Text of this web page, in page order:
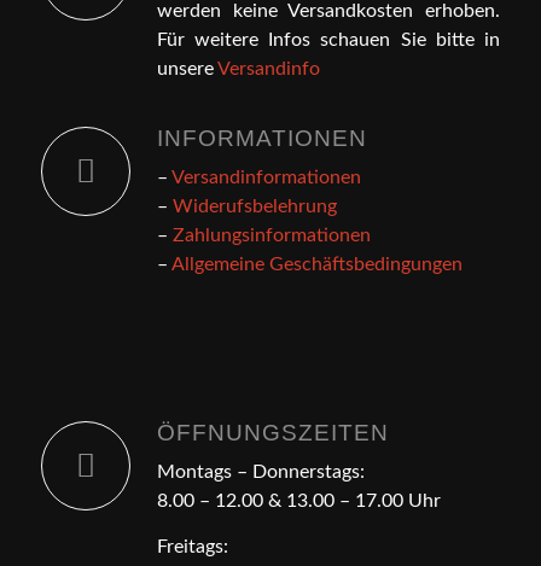
werden keine Versandkosten erhoben.
Für weitere Infos schauen Sie bitte in
unsereVersandinfo
INFORMATIONEN
– Versandinformationen
– Widerufsbelehrung
– Zahlungsinformationen
– Allgemeine Geschäftsbedingungen
ÖFFNUNGSZEITEN
Montags – Donnerstags:
8.00 – 12.00 & 13.00 – 17.00 Uhr
Freitags: